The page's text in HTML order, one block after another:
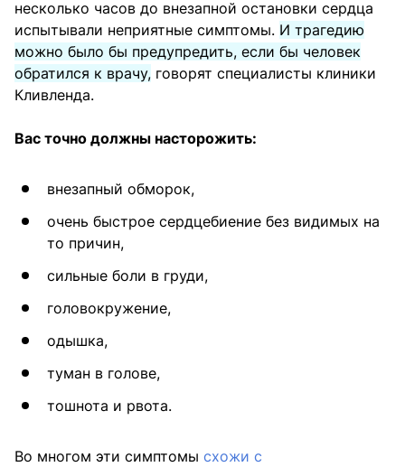
несколько часов до внезапной остановки сердца
испытывали неприятные симптомы. И трагедию
можно было бы предупредить, если бы человек
обратился к врачу, говорят специалисты клиники
Кливленда.
Вас точно должны насторожить:
внезапный обморок,
очень быстрое сердцебиение без видимых на
то причин,
сильные боли в груди,
головокружение,
одышка,
туман в голове,
тошнота и рвота.
Во многом эти симптомы схожи с